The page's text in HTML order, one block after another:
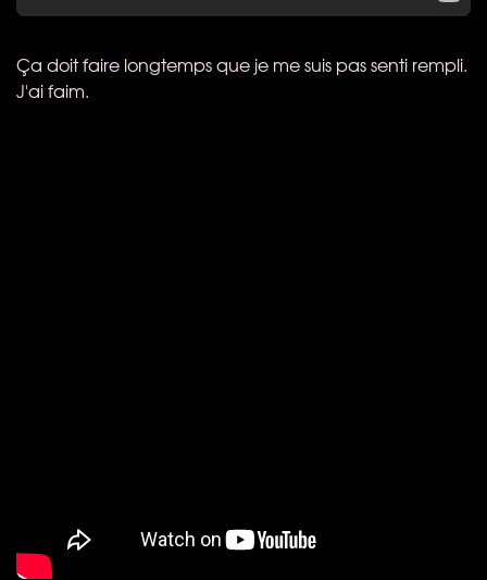
Ça doit faire longtemps que je me suis pas senti rempli.
J'ai faim.